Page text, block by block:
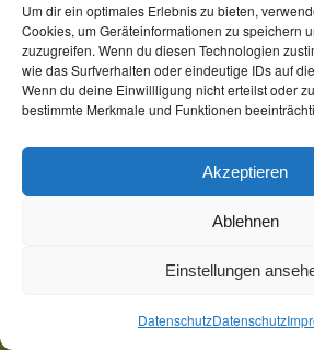
Um dir ein optimales Erlebnis zu bieten,
Cookies, um Geräteinformationen zu speichern
zuzugreifen. Wenn du diesen Technologien
wie das Surfverhalten oder eindeutige IDs auf
Wenn du deine Einwillligung nicht erteilst oder
bestimmte Merkmale und Funktionen
Akzeptieren
Ablehnen
Einstellungen
DatenschutzDatenschutz